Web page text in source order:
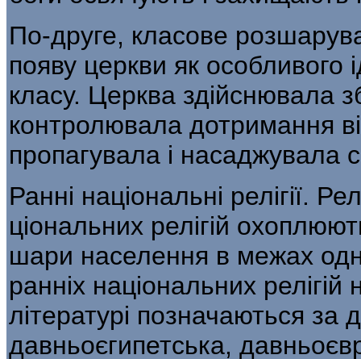
По-друге, класове
появу церкви як особливого
класу. Церква здійснювала
контролювала дотримання
пропагувала і насаджувала
Ранні національні релігії.
ціональних релігій
шари населення в межах
ранніх національних релігій
літературі позначаються
давньоєгипетська,